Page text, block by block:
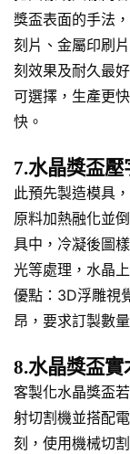
獎盃表面的手法
刻片、金屬印刷
刻效果及耐久最
可選擇，生產更
快。
7.水晶獎盃壓
此預先製造模具
原料加熱融化並
具中，冷凝後圖
光等處理，水晶
優點：3D浮雕視
昂，要求訂製數
8.水晶獎盃
客製化水晶獎盃
射切割機並搭配
刻，使用機械切